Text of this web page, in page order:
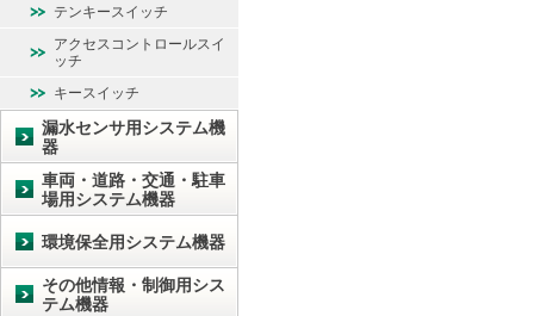
テンキースイッチ
アクセスコントロールスイ
ッチ
キースイッチ
漏水センサ用システム機
器
車両・道路・交通・駐車
場用システム機器
環境保全用システム機器
その他情報・制御用シス
テム機器